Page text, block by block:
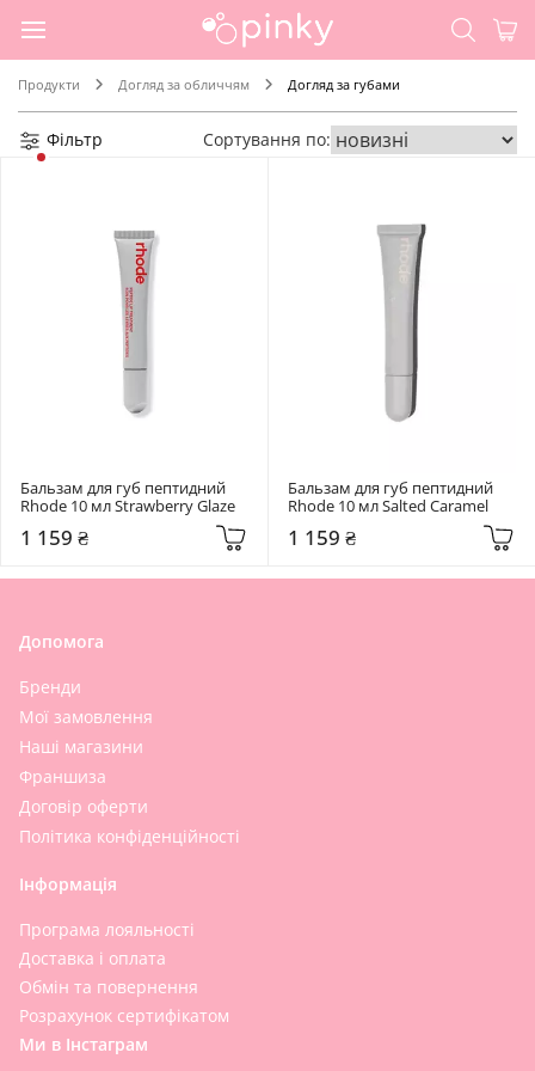
Продукти Догляд за обличчям Догляд за губами
Фільтр Сортування по:
Бальзам для губ пептидний
Rhode 10 мл Strawberry Glaze
1 159 ₴
Бальзам для губ пептидний
Rhode 10 мл Salted Caramel
1 159 ₴
Допомога
Бренди
Мої замовлення
Наші магазини
Франшиза
Договір оферти
Політика конфіденційності
Інформація
Програма лояльності
Доставка і оплата
Обмін та повернення
Розрахунок сертифікатом
Ми в Інстаграм